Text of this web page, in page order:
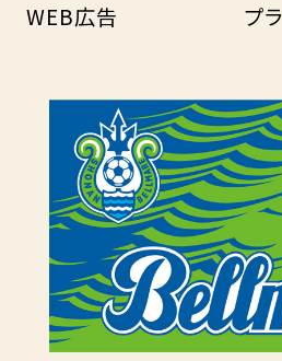
WEB広告
プ